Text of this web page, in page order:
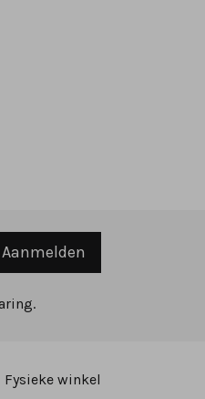
Aanmelden
Fysieke winkel